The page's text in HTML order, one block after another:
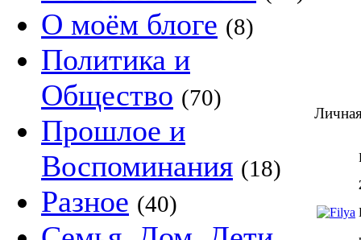
О моём блоге (8)
Политика и
Общество (70)
Прошлое и
Воспоминания (18)
Разное (40)